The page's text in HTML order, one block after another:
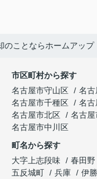
のことならホームアップ
市区町村から探す
名古屋市守山区
名古
名古屋市千種区
名古
名古屋市北区
名古
名古屋市中川区
町名から探す
大字上志段味
春田野
五反城町
兵庫 伊